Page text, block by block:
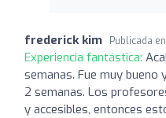
frederick kim Publicada en
Experiencia fantástica:
semanas. Fue muy bueno
2 semanas. Los
y accesibles, entonces